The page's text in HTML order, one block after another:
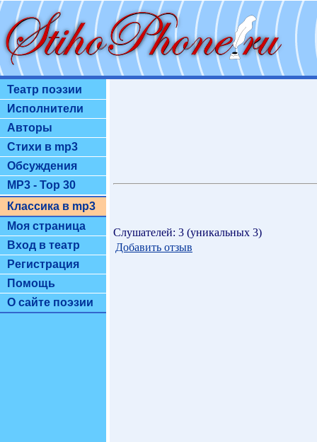
Театр поэзии
Исполнители
Авторы
Стихи в mp3
Обсуждения
MP3 - Top 30
Классика в mp3
Моя страница
Вход в театр
Регистрация
Помощь
О сайте поэзии
Слушателей: 3 (уникальных 3)
Добавить отзыв